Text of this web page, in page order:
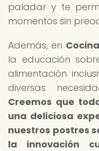
paladar y te
momentos sin
Además, en
la educación
alimentación
diversas
Creemos que
una deliciosa
nuestros postres
la innovación